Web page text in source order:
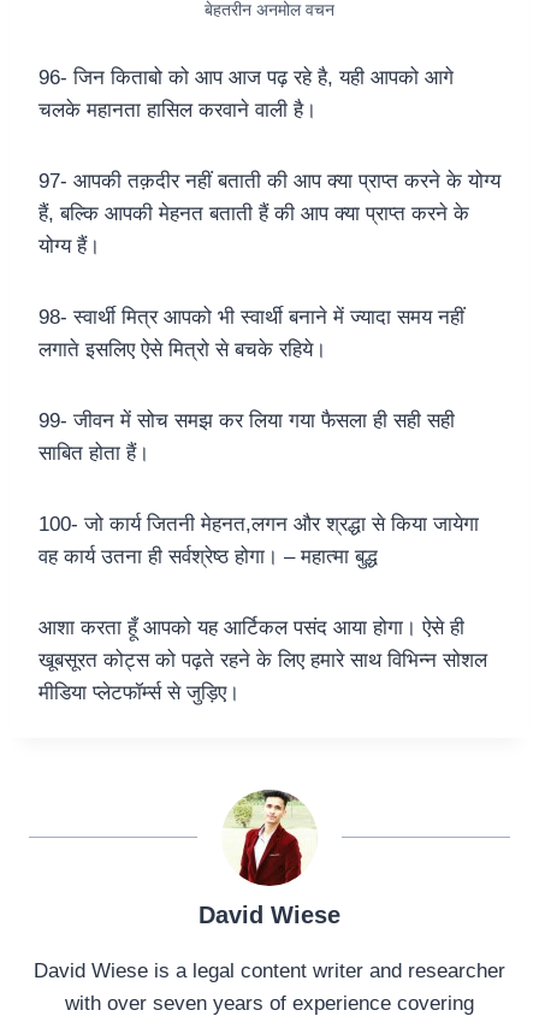
बेहतरीन अनमोल वचन
96- जिन किताबो को आप आज पढ़ रहे है, यही आपको आगे
चलके महानता हासिल करवाने वाली है।
97- आपकी तक़दीर नहीं बताती की आप क्या प्राप्त करने के योग्य
हैं, बल्कि आपकी मेहनत बताती हैं की आप क्या प्राप्त करने के
योग्य हैं।
98- स्वार्थी मित्र आपको भी स्वार्थी बनाने में ज्यादा समय नहीं
लगाते इसलिए ऐसे मित्रो से बचके रहिये।
99- जीवन में सोच समझ कर लिया गया फैसला ही सही सही
साबित होता हैं।
100- जो कार्य जितनी मेहनत,लगन और श्रद्धा से किया जायेगा
वह कार्य उतना ही सर्वश्रेष्ठ होगा। – महात्मा बुद्ध
आशा करता हूँ आपको यह आर्टिकल पसंद आया होगा। ऐसे ही
खूबसूरत कोट्स को पढ़ते रहने के लिए हमारे साथ विभिन्न सोशल
मीडिया प्लेटफॉर्म्स से जुड़िए।
David Wiese
David Wiese is a legal content writer and researcher
with over seven years of experience covering